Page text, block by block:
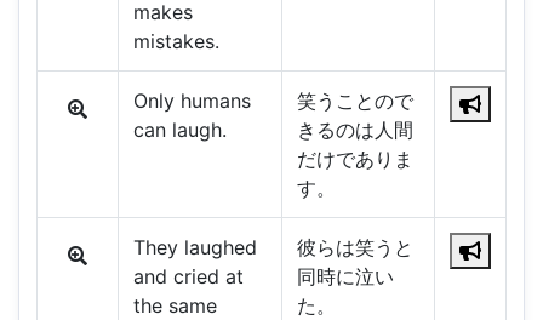
makes
mistakes.
Only humans
can laugh.
笑うことので
きるのは人間
だけでありま
す。
They laughed
and cried at
the same
彼らは笑うと
同時に泣い
た。